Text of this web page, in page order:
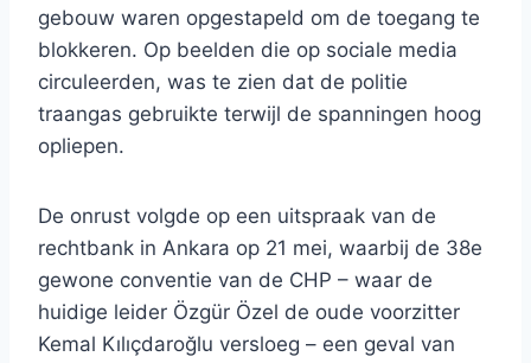
gebouw waren opgestapeld om de toegang te
blokkeren. Op beelden die op sociale media
circuleerden, was te zien dat de politie
traangas gebruikte terwijl de spanningen hoog
opliepen.
De onrust volgde op een uitspraak van de
rechtbank in Ankara op 21 mei, waarbij de 38e
gewone conventie van de CHP – waar de
huidige leider Özgür Özel de oude voorzitter
Kemal Kılıçdaroğlu versloeg – een geval van